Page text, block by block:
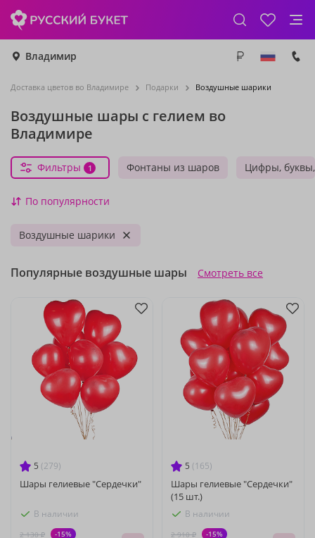
Владимир
Доставка цветов во Владимире Подарки Воздушные шарики
Воздушные шары с гелием во
Владимире
Фонтаны из шаров Цифры,
Фильтры 1
По популярности
Воздушные шарики
Популярные воздушные шары Смотреть все
5 (279)
Шары гелиевые "Сердечки"
В наличии
2 130 ₽ -15%
5 (165)
Шары гелиевые "Сердечки"
(15 шт.)
В наличии
2 910 ₽ -15%